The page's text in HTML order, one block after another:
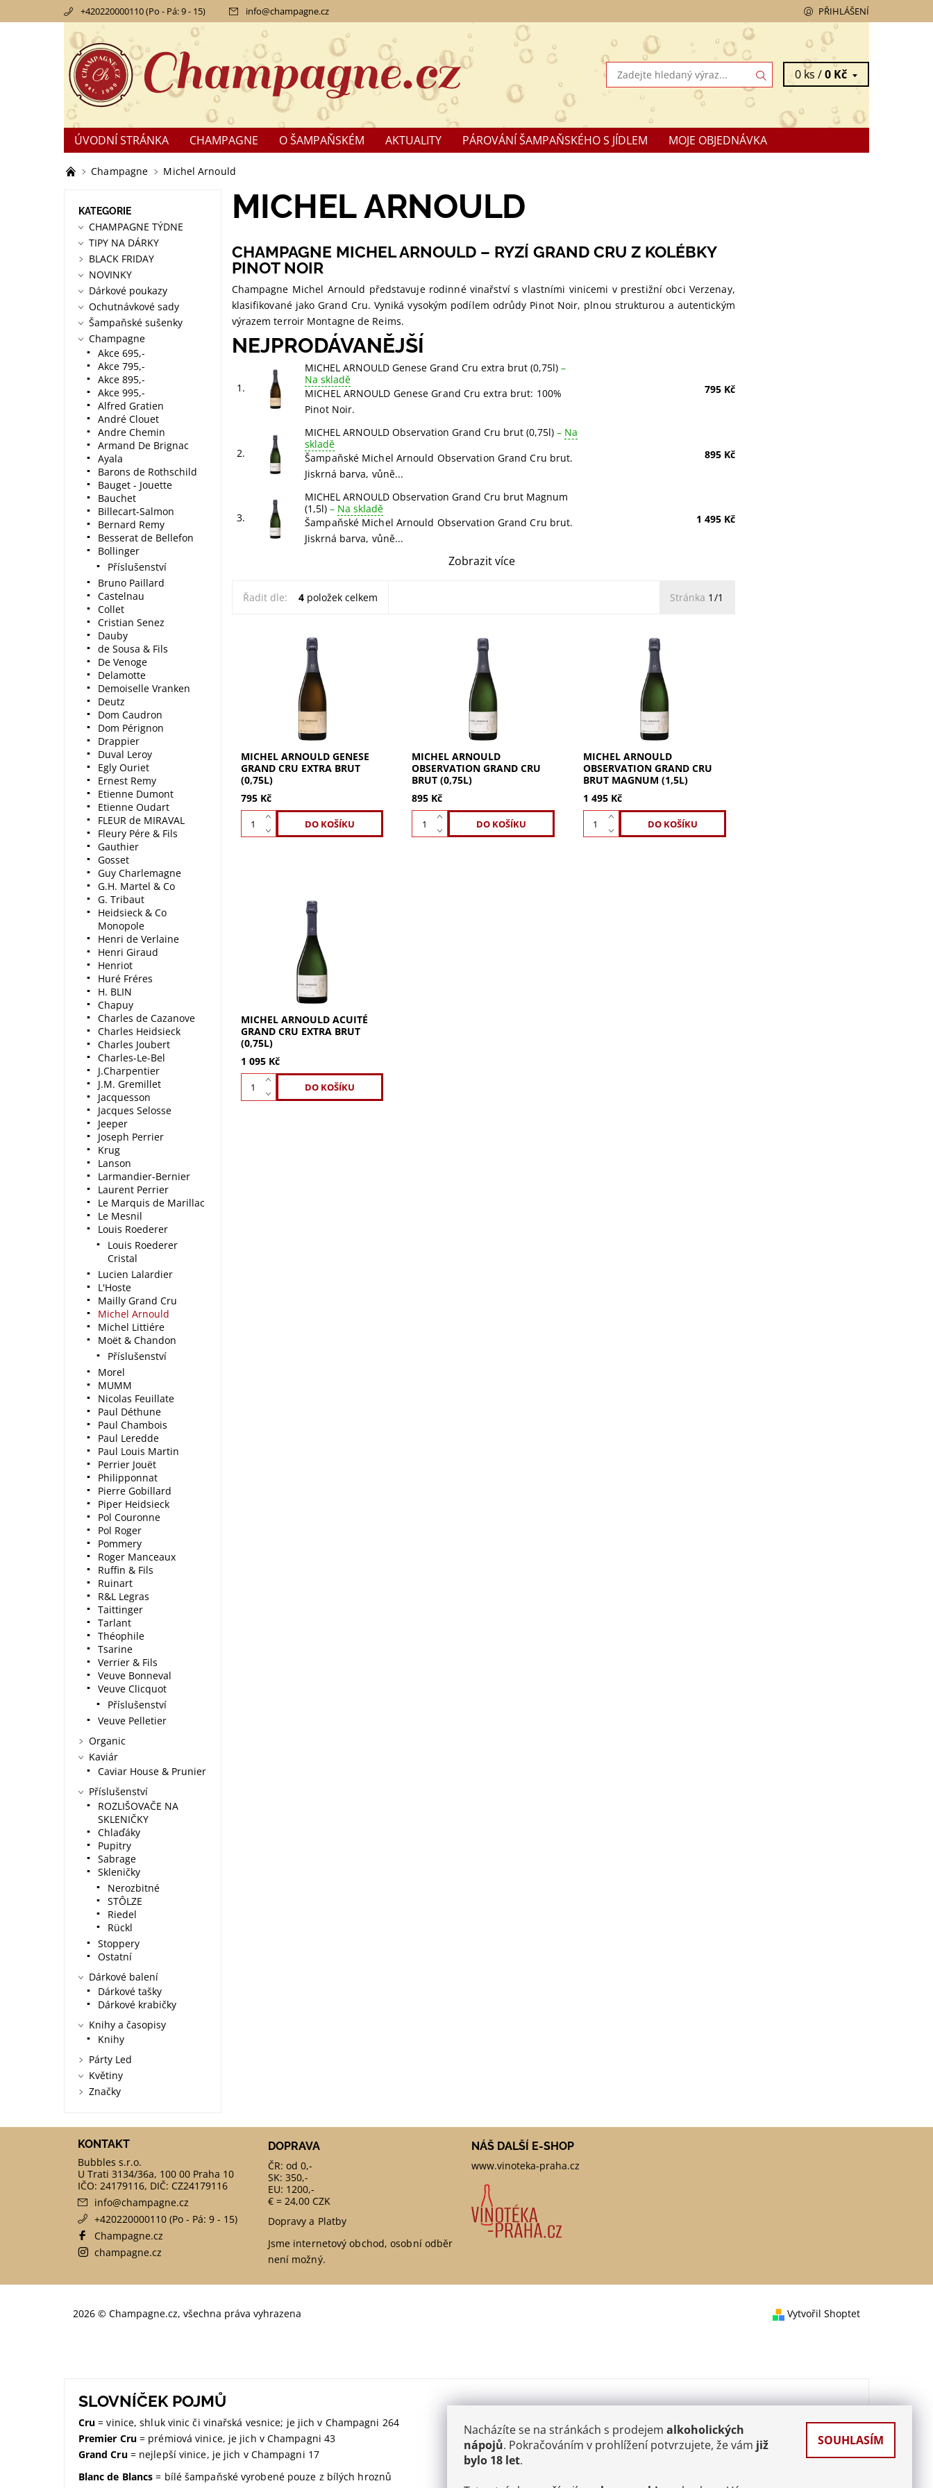
+420220000110 (Po - Pá: 9 - 15) info@champagne.cz PŘIHLÁŠENÍ
0 ks /0 Kč
ÚVODNÍ STRÁNKA CHAMPAGNE O ŠAMPAŇSKÉM AKTUALITY PÁROVÁNÍ ŠAMPAŇSKÉHO S JÍDLEM
MOJE OBJEDNÁVKA
KONTAKTY
OBCHODNÍ PODMÍNKY
Champagne Michel Arnould
MICHEL ARNOULD
CHAMPAGNE MICHEL ARNOULD – RYZÍ GRAND CRU Z KOLÉBKY
PINOT NOIR
Champagne Michel Arnould představuje rodinné vinařství s vlastními vinicemi v prestižní obci Verzenay,
klasifikované jako Grand Cru. Vyniká vysokým podílem odrůdy Pinot Noir, plnou strukturou a autentickým
výrazem terroir Montagne de Reims.
NEJPRODÁVANĚJŠÍ
1.
MICHEL ARNOULD Genese Grand Cru extra brut (0,75l)–
Na skladě
MICHEL ARNOULD Genese Grand Cru extra brut: 100%
Pinot Noir.
795 Kč
2.
MICHEL ARNOULD Observation Grand Cru brut (0,75l)– Na
skladě
Šampaňské Michel Arnould Observation Grand Cru brut.
Jiskrná barva, vůně...
895 Kč
3.
MICHEL ARNOULD Observation Grand Cru brut Magnum
(1,5l)– Na skladě
Šampaňské Michel Arnould Observation Grand Cru brut.
Jiskrná barva, vůně...
1 495 Kč
Zobrazit více
Řadit dle: 4položek celkem Stránka 1/1
MICHEL ARNOULD Genese
Grand Cru extra brut: 100%
MICHEL ARNOULD GENESE
GRAND CRU EXTRA BRUT
(0,75L)
795 Kč
Šampaňské Michel Arnould
Observation Grand Cru brut.
Jiskrná barva, vůně lesních
jahod, lískových oříšků, kiwi a
medu. Plná, osvěžující chuť
MICHEL ARNOULD
OBSERVATION GRAND CRU
BRUT (0,75L)
895 Kč
Šampaňské Michel Arnould
Observation Grand Cru brut.
Jiskrná barva, vůně lesních
jahod, lískových oříšků, kiwi a
medu. Plná, osvěžující chuť
MICHEL ARNOULD
OBSERVATION GRAND CRU
BRUT MAGNUM (1,5L)
1 495 Kč
Champagne Acuité Grand Cru
extra brut: komplexní
šampaňské z Grand Cru vinic.
Mix Pinot a Chardonnay pro
dokonalou rovnováhu, tělo,...
MICHEL ARNOULD ACUITÉ
GRAND CRU EXTRA BRUT
(0,75L)
1 095 Kč
KATEGORIE
CHAMPAGNE TÝDNE
TIPY NA DÁRKY
BLACK FRIDAY
NOVINKY
Dárkové poukazy
Ochutnávkové sady
Šampaňské sušenky
Champagne
Akce 695,-
Akce 795,-
Akce 895,-
Akce 995,-
Alfred Gratien
André Clouet
Andre Chemin
Armand De Brignac
Ayala
Barons de Rothschild
Bauget - Jouette
Bauchet
Billecart-Salmon
Bernard Remy
Besserat de Bellefon
Bollinger
Příslušenství
Bruno Paillard
Castelnau
Collet
Cristian Senez
Dauby
de Sousa & Fils
De Venoge
Delamotte
Demoiselle Vranken
Deutz
Dom Caudron
Dom Pérignon
Drappier
Duval Leroy
Egly Ouriet
Ernest Remy
Etienne Dumont
Etienne Oudart
FLEUR de MIRAVAL
Fleury Pére & Fils
Gauthier
Gosset
Guy Charlemagne
G.H. Martel & Co
G. Tribaut
Heidsieck & Co
Monopole
Henri de Verlaine
Henri Giraud
Henriot
Huré Fréres
H. BLIN
Chapuy
Charles de Cazanove
Charles Heidsieck
Charles Joubert
Charles-Le-Bel
J.Charpentier
J.M. Gremillet
Jacquesson
Jacques Selosse
Jeeper
Joseph Perrier
Krug
Lanson
Larmandier-Bernier
Laurent Perrier
Le Marquis de Marillac
Le Mesnil
Louis Roederer
Louis Roederer
Cristal
Lucien Lalardier
L'Hoste
Mailly Grand Cru
Michel Arnould
Michel Littiére
Moët & Chandon
Příslušenství
Morel
MUMM
Nicolas Feuillate
Paul Déthune
Paul Chambois
Paul Leredde
Paul Louis Martin
Perrier Jouët
Philipponnat
Pierre Gobillard
Piper Heidsieck
Pol Couronne
Pol Roger
Pommery
Roger Manceaux
Ruffin & Fils
Ruinart
R&L Legras
Taittinger
Tarlant
Théophile
Tsarine
Verrier & Fils
Veuve Bonneval
Veuve Clicquot
Příslušenství
Veuve Pelletier
Organic
Kaviár
Caviar House & Prunier
Příslušenství
ROZLIŠOVAČE NA
SKLENIČKY
Chlaďáky
Pupitry
Sabrage
Skleničky
Nerozbitné
STÔLZE
Riedel
Rückl
Stoppery
Ostatní
Dárkové balení
Dárkové tašky
Dárkové krabičky
Knihy a časopisy
Knihy
Párty Led
Květiny
Značky
KONTAKT
info@champagne.cz
+420220000110 (Po - Pá: 9 - 15)
Champagne.cz
champagne.cz
DOPRAVA
ČR: od 0,-
SK: 350,-
EU: 1200,-
€ = 24,00 CZK
Dopravy a Platby
Jsme internetový obchod, osobní odběr
není možný.
NÁŠ DALŠÍ E-SHOP
www.vinoteka-praha.cz
2026 © Champagne.cz, všechna práva vyhrazena Vytvořil Shoptet
SLOVNÍČEK POJMŮ
Cru = vinice, shluk vinic či vinařská vesnice; je jich v Champagni 264
Premier Cru= prémiová vinice, je jich v Champagni 43
Grand Cru= nejlepší vinice, je jich v Champagni 17
Blanc de Blancs = bílé šampaňské vyrobené pouze z bílých hroznů
Nacházíte se na stránkách s prodejem alkoholických
nápojů. Pokračováním v prohlížení potvrzujete, že vám již
bylo 18 let.
SOUHLASÍM